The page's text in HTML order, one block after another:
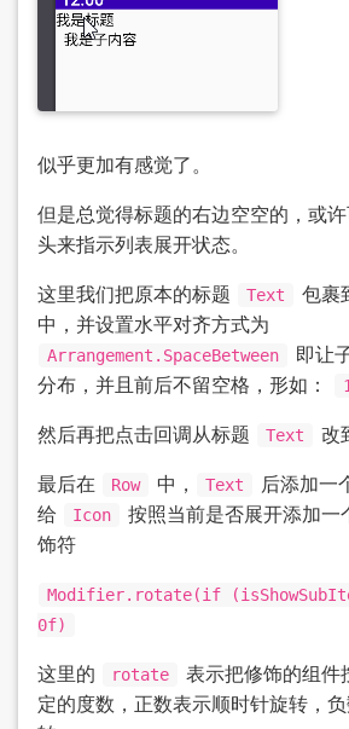
似乎更加有感觉了。
但是总觉得标题的右边空空的，或
头来指示列表展开状态。
这里我们把原本的标题 Text 包裹
中，并设置水平对齐方式为
Arrangement.SpaceBetween
即让
分布，并且前后不留空格，形如：
然后再把点击回调从标题 Text 改
最后在 Row 中， Text 后添加一
给
Icon
按照当前是否展开添加一
饰符
Modifier.rotate(if
0f)
这里的 rotate
表示把修饰的组件
定的度数，正数表示顺时针旋转，